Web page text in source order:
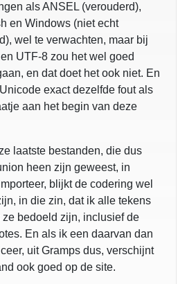
als ANSEL (verouderd),
en Windows (niet echt
wel te verwachten, maar bij
UTF-8 zou het wel goed
en dat doet het ook niet. En
exact dezelfde fout als
aan het begin van deze
laatste bestanden, die dus
heen zijn geweest, in
blijkt de codering wel
in die zin, dat ik alle tekens
ze bedoeld zijn, inclusief de
En als ik een daarvan dan
uit Gramps dus, verschijnt
ook goed op de site.